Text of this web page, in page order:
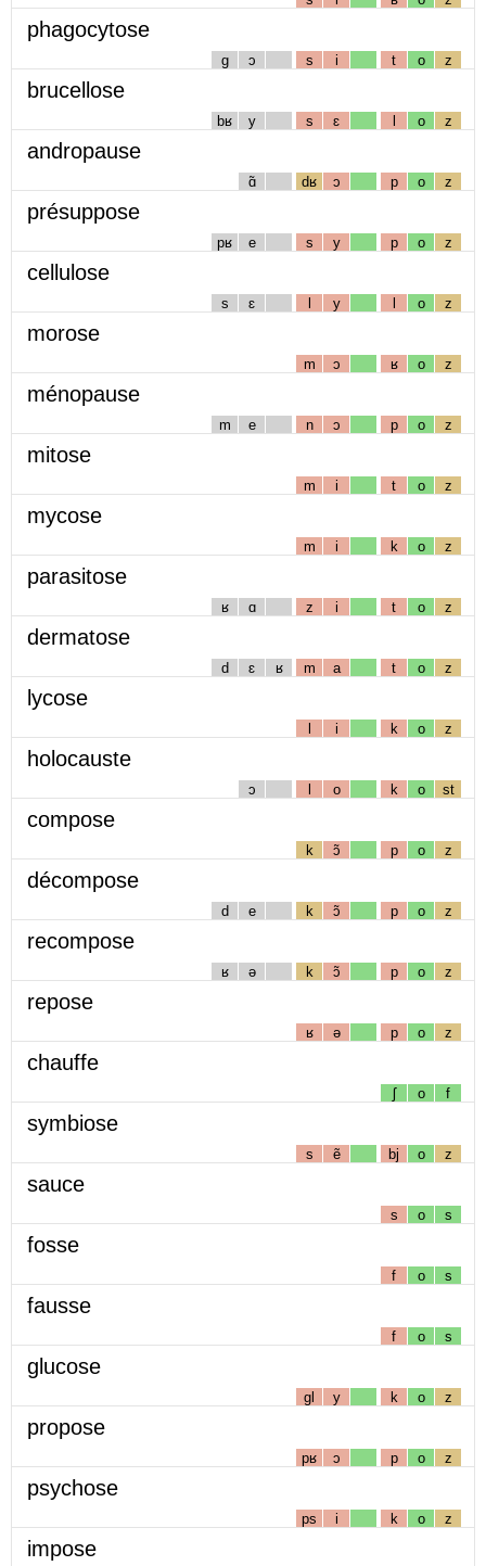
phagocytose
g ɔ s i t o z
brucellose
bʁ y s ɛ l o z
andropause
ɑ̃ dʁ ɔ p o z
présuppose
pʁ e s y p o z
cellulose
s ɛ l y l o z
morose
m ɔ ʁ o z
ménopause
m e n ɔ p o z
mitose
m i t o z
mycose
m i k o z
parasitose
ʁ ɑ z i t o z
dermatose
d ɛ ʁ m a t o z
lycose
l i k o z
holocauste
ɔ l o k o st
compose
k ɔ̃ p o z
décompose
d e k ɔ̃ p o z
recompose
ʁ ə k ɔ̃ p o z
repose
ʁ ə p o z
chauffe
ʃ o f
symbiose
s ẽ bj o z
sauce
s o s
fosse
f o s
fausse
f o s
glucose
gl y k o z
propose
pʁ ɔ p o z
psychose
ps i k o z
impose